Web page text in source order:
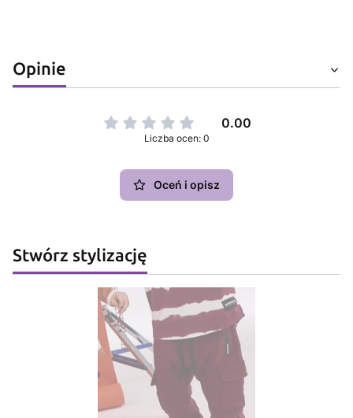
Opinie
0.00
Liczba ocen: 0
Oceń i opisz
Stwórz stylizację